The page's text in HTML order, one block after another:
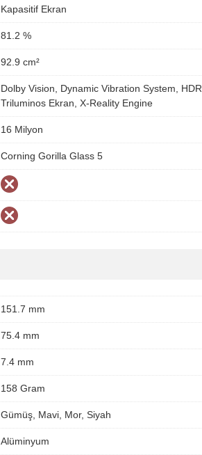
Kapasitif Ekran
81.2 %
92.9 cm²
Dolby Vision, Dynamic Vibration System,
Triluminos Ekran, X-Reality Engine
16 Milyon
Corning Gorilla Glass 5
151.7 mm
75.4 mm
7.4 mm
158 Gram
Gümüş, Mavi, Mor, Siyah
Alüminyum